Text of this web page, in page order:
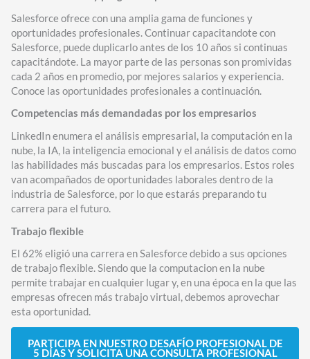
Salesforce ofrece con una amplia gama de funciones y
oportunidades profesionales. Continuar capacitandote con
Salesforce, puede duplicarlo antes de los 10 años si continuas
capacitándote. La mayor parte de las personas son promividas
cada 2 años en promedio, por mejores salarios y experiencia.
Conoce las oportunidades profesionales a continuación.
Competencias más demandadas por los empresarios
LinkedIn enumera el análisis empresarial, la computación en la
nube, la IA, la inteligencia emocional y el análisis de datos como
las habilidades más buscadas para los empresarios. Estos roles
van acompañados de oportunidades laborales dentro de la
industria de Salesforce, por lo que estarás preparando tu
carrera para el futuro.
Trabajo flexible
El 62% eligió una carrera en Salesforce debido a sus opciones
de trabajo flexible. Siendo que la computacion en la nube
permite trabajar en cualquier lugar y, en una época en la que las
empresas ofrecen más trabajo virtual, debemos aprovechar
esta oportunidad.
PARTICIPA EN NUESTRO DESAFÍO PROFESIONAL DE
5 DÍAS Y SOLICITA UNA CONSULTA PROFESIONAL